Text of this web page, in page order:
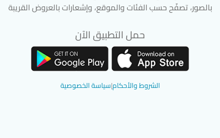
بالصور، تصفّح حسب الفئات والموقع، وإشعارات بالعروض القريبة
حمل التطبيق الآن
الشروط والأحكام|سياسة الخصوصية